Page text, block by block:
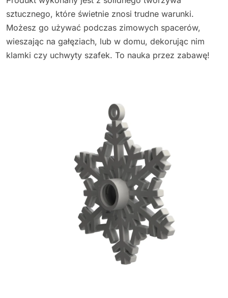
sztucznego, które świetnie znosi trudne warunki.
Możesz go używać podczas zimowych spacerów,
wieszając na gałęziach, lub w domu, dekorując nim
klamki czy uchwyty szafek. To nauka przez zabawę!